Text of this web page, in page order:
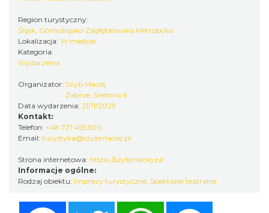
Katowice
18.79 km
2000
Katowice
Region turystyczny:
Śląsk, Górnośląsko-Zagłębiowska Metropolia
Lokalizacja: W mieście
Kategoria:
Wydarzenia
Organizator: Szyb Maciej
Zabrze, Srebrna 6
Data wydarzenia: 21/11/2025
Kontakt:
Telefon: +48 721 455 500
Email: turystyka@szybmaciej.pl
Strona internetowa: https://szybmaciej.pl/
Informacje ogólne:
Rodzaj obiektu: Imprezy turystyczne, Spektakle teatralne
Twitter WhatsApp